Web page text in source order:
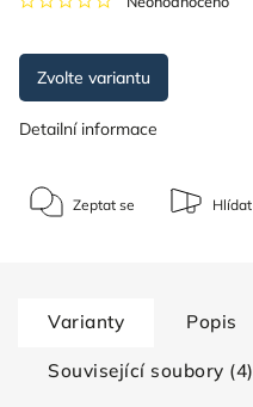
Zvolte variantu
Detailní informace
Zeptat se Hlídat
Varianty Popis
Související soubory (4)